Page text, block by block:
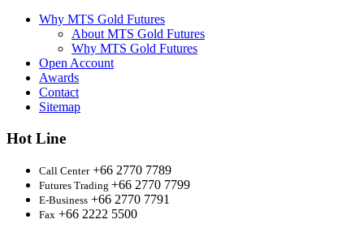
Why MTS Gold Futures
About MTS Gold Futures
Why MTS Gold Futures
Open Account
Awards
Contact
Sitemap
Hot Line
Call Center+66 2770 7789
Futures Trading +66 2770 7799
E-Business +66 2770 7791
Fax +66 2222 5500